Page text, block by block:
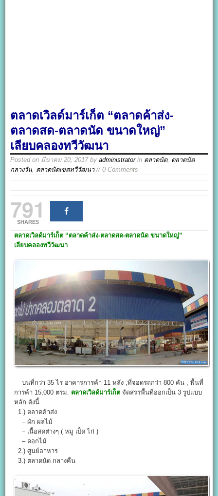
ตลาดเวิลด์มาร์เก็ต “ตลาดค้าส่ง-
ตลาดสด-ตลาดนัด ขนาดใหญ่”
เลียบคลองทวีวัฒนา
Posted on มีนาคม 20, 2017byadministratorin ตลาดนัด, ตลาดนัด
กลางวัน, ตลาดนัดเขตทวีวัฒนา// 0 Comments
791
SHARES
ตลาดเวิลด์มาร์เก็ต “ตลาดค้าส่ง-ตลาดสด-ตลาดนัด ขนาดใหญ่”
เลียบคลองทวีวัฒนา
บนที่กว่า 35 ไร่ อาคารการค้า 11 หลัง ,ที่จอดรถกว่า 800 คัน , พื้นที่
การค้า 15,000 ตรม. ตลาดเวิลด์มาร์เก็ต จัดสรรพื้นที่ออกเป็น 3 รูปแบบ
หลัก ดังนี้
1.) ตลาดค้าส่ง
– ผัก ผลไม้
– เนื้อสดต่างๆ ( หมู เป็ด ไก่ )
– ดอกไม้
2.) ศูนย์อาหาร
3.) ตลาดนัด กลางคืน